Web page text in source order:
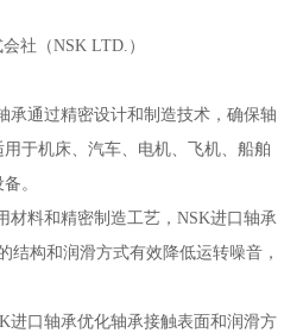
社（NSK LTD.）
通过精密设计和制造技术，确保轴
于机床、汽车、电机、飞机、船舶
。
料和精密制造工艺，NSK进口轴承
结构和润滑方式有效降低运转噪音，
口轴承优化轴承接触表面和润滑方